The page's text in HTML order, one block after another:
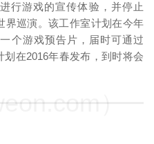
行游戏的宣传体验，并停止
界巡演。该工作室计划在今年
个游戏预告片，届时可通过
在2016年春发布，到时将会
）